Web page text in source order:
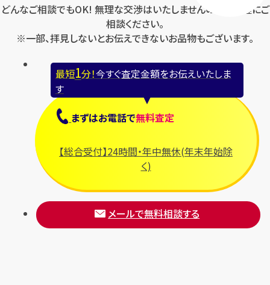
どんなご相談でもOK! 無理な交渉はいたしませんのでお気軽にご
相談ください。
※一部、拝見しないとお伝えできないお品物もございます。
最短1分！今すぐ査定金額をお伝えいたしま
す
まずはお電話で無料査定
【総合受付】24時間・年中無休(年末年始除
く)
メールで無料相談する